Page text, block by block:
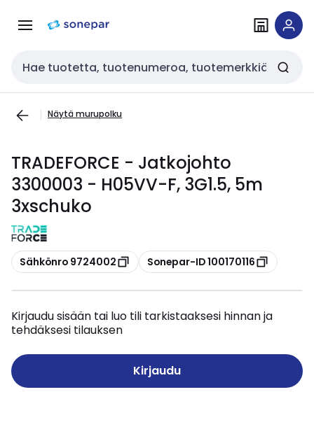
navigointiinsisältöön
Haku
Näytä murupolku
TRADEFORCE - Jatkojohto
3300003 - H05VV-F, 3G1.5, 5m
3xschuko
Kopioi
Sähkönro 9724002 Kopioi
Sonepar-ID 100170116
Kirjaudu sisään tai luo tili tarkistaaksesi hinnan ja
tehdäksesi tilauksen
Kirjaudu